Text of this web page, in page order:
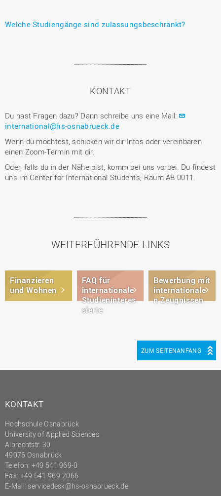
Welche Studiengänge sind zulassungsbeschränkt?
KONTAKT
Du hast Fragen dazu? Dann schreibe uns eine Mail:
international@hs-osnabrueck.de
Wenn du möchtest, schicken wir dir Infos oder vereinbaren
einen Zoom-Termin mit dir.
Oder, falls du in der Nähe bist, komm bei uns vorbei. Du findest
uns im Center for International Students, Raum AB 0011.
WEITERFÜHRENDE LINKS
Finanzieren
und Wohnen
FAQ für
internationale
Studieninteres
sierte
Bewerbung mit
internationale
n Zeugnissen
ZUM SEITENANFANG
KONTAKT
Hochschule Osnabrück
University of Applied Sciences
Albrechtstr. 30
49076 Osnabrück
Telefon: +49 541 969-0
Fax: +49 541 969-2066
E-Mail: servicedesk@hs-osnabrueck.de